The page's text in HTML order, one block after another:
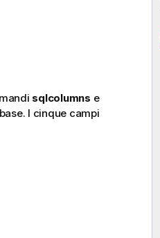
sqlcolumns e
I cinque campi